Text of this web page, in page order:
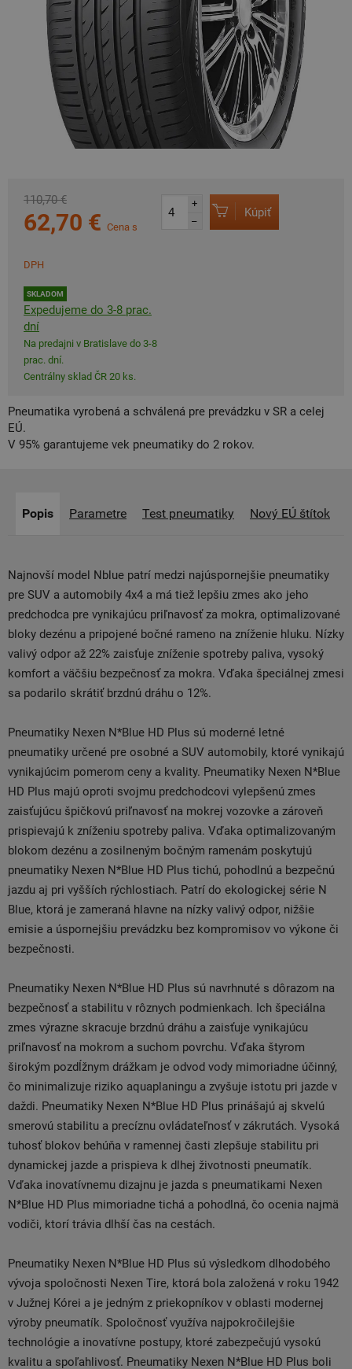
110,70 €
62,70 € Cena s
DPH
SKLADOM
Expedujeme do 3-8 prac.
dní
Na predajni v Bratislave do 3-8
prac. dní.
Centrálny sklad ČR 20 ks.
+
–
Kúpiť
Pneumatika vyrobená a schválená pre prevádzku v SR a celej
EÚ.
V 95% garantujeme vek pneumatiky do 2 rokov.
Popis Parametre Test pneumatiky Nový EÚ štítok
Najnovší model Nblue patrí medzi najúspornejšie pneumatiky
pre SUV a automobily 4x4 a má tiež lepšiu zmes ako jeho
predchodca pre vynikajúcu priľnavosť za mokra, optimalizované
bloky dezénu a pripojené bočné rameno na zníženie hluku. Nízky
valivý odpor až 22% zaisťuje zníženie spotreby paliva, vysoký
komfort a väčšiu bezpečnosť za mokra. Vďaka špeciálnej zmesi
sa podarilo skrátiť brzdnú dráhu o 12%.
Pneumatiky Nexen N*Blue HD Plus sú moderné letné
pneumatiky určené pre osobné a SUV automobily, ktoré vynikajú
vynikajúcim pomerom ceny a kvality. Pneumatiky Nexen N*Blue
HD Plus majú oproti svojmu predchodcovi vylepšenú zmes
zaisťujúcu špičkovú priľnavosť na mokrej vozovke a zároveň
prispievajú k zníženiu spotreby paliva. Vďaka optimalizovaným
blokom dezénu a zosilneným bočným ramenám poskytujú
pneumatiky Nexen N*Blue HD Plus tichú, pohodlnú a bezpečnú
jazdu aj pri vyšších rýchlostiach. Patrí do ekologickej série N
Blue, ktorá je zameraná hlavne na nízky valivý odpor, nižšie
emisie a úspornejšiu prevádzku bez kompromisov vo výkone či
bezpečnosti.
Pneumatiky Nexen N*Blue HD Plus sú navrhnuté s dôrazom na
bezpečnosť a stabilitu v rôznych podmienkach. Ich špeciálna
zmes výrazne skracuje brzdnú dráhu a zaisťuje vynikajúcu
priľnavosť na mokrom a suchom povrchu. Vďaka štyrom
širokým pozdĺžnym drážkam je odvod vody mimoriadne účinný,
čo minimalizuje riziko aquaplaningu a zvyšuje istotu pri jazde v
daždi. Pneumatiky Nexen N*Blue HD Plus prinášajú aj skvelú
smerovú stabilitu a precíznu ovládateľnosť v zákrutách. Vysoká
tuhosť blokov behúňa v ramennej časti zlepšuje stabilitu pri
dynamickej jazde a prispieva k dlhej životnosti pneumatík.
Vďaka inovatívnemu dizajnu je jazda s pneumatikami Nexen
N*Blue HD Plus mimoriadne tichá a pohodlná, čo ocenia najmä
vodiči, ktorí trávia dlhší čas na cestách.
Pneumatiky Nexen N*Blue HD Plus sú výsledkom dlhodobého
vývoja spoločnosti Nexen Tire, ktorá bola založená v roku 1942
v Južnej Kórei a je jedným z priekopníkov v oblasti modernej
výroby pneumatík. Spoločnosť využíva najpokročilejšie
technológie a inovatívne postupy, ktoré zabezpečujú vysokú
kvalitu a spoľahlivosť. Pneumatiky Nexen N*Blue HD Plus boli